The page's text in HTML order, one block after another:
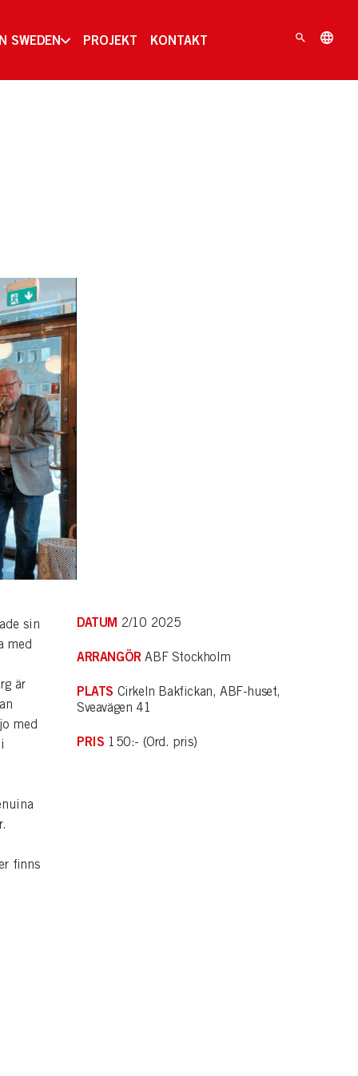
SWEDEN PROJEKT KONTAKT
sin
med
är
med
finns
DATUM 2/10 2025
ARRANGÖRABF Stockholm
PLATS Cirkeln Bakfickan, ABF-huset,
Sveavägen 41
PRIS 150:- (Ord. pris)